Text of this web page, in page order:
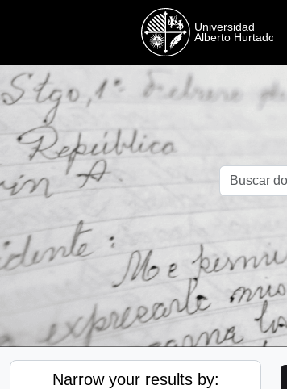
Narrow your results by: